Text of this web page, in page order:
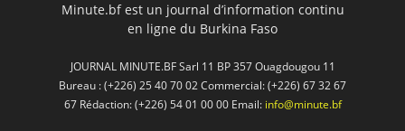
Minute.bf est un journal d’information continu
en ligne du Burkina Faso
JOURNAL MINUTE.BF Sarl 11 BP 357 Ouagdougou 11
Bureau : (+226) 25 40 70 02 Commercial: (+226) 67 32 67
67 Rédaction: (+226) 54 01 00 00 Email: info@minute.bf